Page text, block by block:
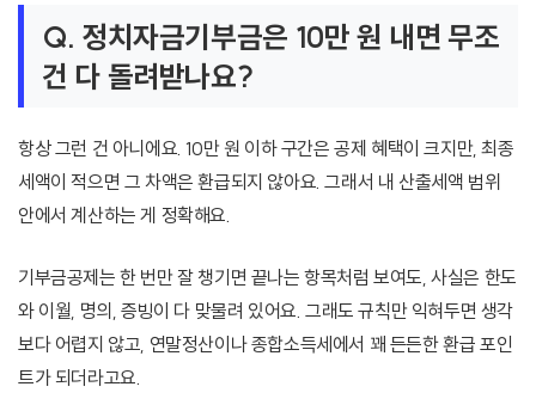
Q. 정치자금기부금은 10만 원 내면 무조
건 다 돌려받나요?
항상 그런 건 아니에요. 10만 원 이하 구간은 공제 혜택이 크지만, 최종
세액이 적으면 그 차액은 환급되지 않아요. 그래서 내 산출세액 범위
안에서 계산하는 게 정확해요.
기부금공제는 한 번만 잘 챙기면 끝나는 항목처럼 보여도, 사실은 한도
와 이월, 명의, 증빙이 다 맞물려 있어요. 그래도 규칙만 익혀두면 생각
보다 어렵지 않고, 연말정산이나 종합소득세에서 꽤 든든한 환급 포인
트가 되더라고요.